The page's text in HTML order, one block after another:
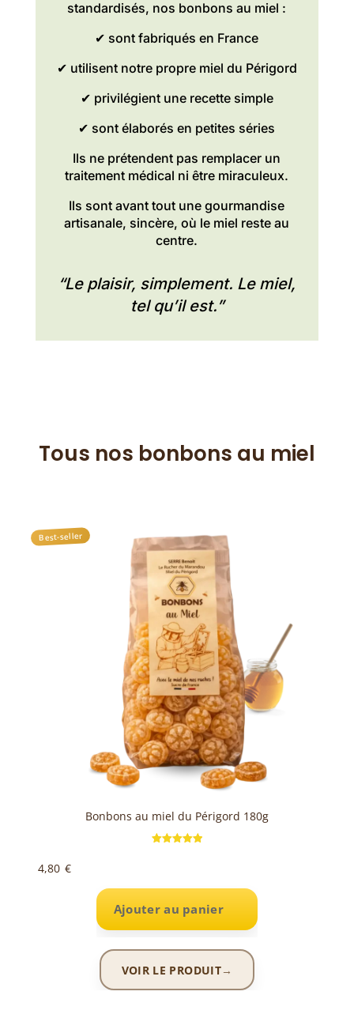
standardisés, nos bonbons au miel :
✔ sont fabriqués en France
✔ utilisent notre propre miel du Périgord
✔ privilégient une recette simple
✔ sont élaborés en petites séries
Ils ne prétendent pas remplacer un
traitement médical ni être miraculeux.
Ils sont avant tout une gourmandise
artisanale, sincère, où le miel reste au
centre.
“Le plaisir, simplement. Le miel,
tel qu’il est.”
Tous nos bonbons au miel
Best-seller
Bonbons au miel du Périgord 180g
4,80 €
Ajouter au panier
VOIR LE PRODUIT